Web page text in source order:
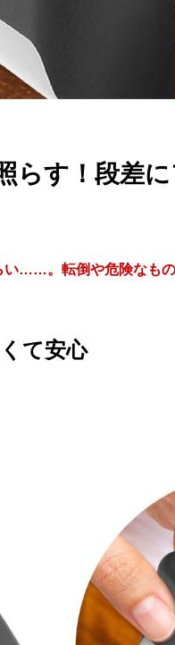
らす！段差
い……。転倒や危険なも
て安心